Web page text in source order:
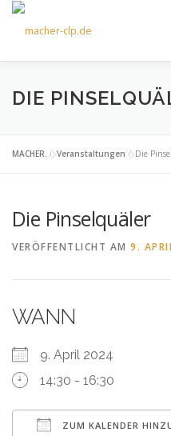
Zum
springen
ÜBER UNS
TERMINE ANGEBOTE
KONTAKT
DIE
MACHER. »Veranstaltungen »Die
Die Pinselquäler
VERÖFFENTLICHT AM 9.
WANN
9. April 2024
14:30 - 16:30
ZUM KALENDER